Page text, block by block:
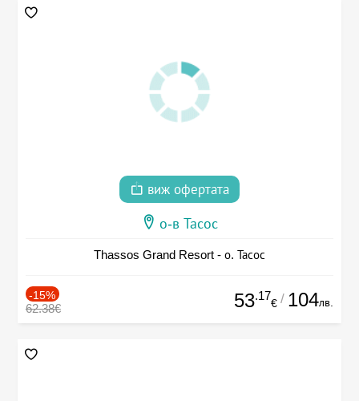
виж офертата
о-в Тасос
Thassos Grand Resort - о. Тасос
-15%
62.38€ 53.17
€ / 104лв.